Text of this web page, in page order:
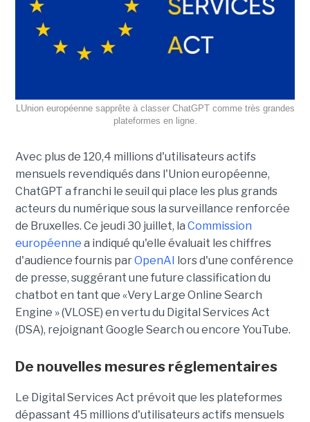
LUnion européenne sapprête à classer ChatGPT comme très grandes
plateformes en ligne.
Avec plus de 120,4 millions d'utilisateurs actifs
mensuels revendiqués dans l'Union européenne,
ChatGPT a franchi le seuil qui place les plus grands
acteurs du numérique sous la surveillance renforcée
de Bruxelles. Ce jeudi 30 juillet, la Commission
européenne a indiqué qu'elle évaluait les chiffres
d'audience fournis parOpenAI lors d'une conférence
de presse, suggérant une future classification du
chatbot en tant que «Very Large Online Search
Engine » (VLOSE) en vertu du Digital Services Act
(DSA), rejoignant Google Search ou encore YouTube.
De nouvelles mesures réglementaires
Le Digital Services Act prévoit que les plateformes
dépassant 45 millions d'utilisateurs actifs mensuels